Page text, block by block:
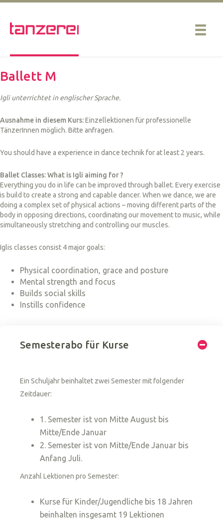
Ballett M
Igli unterrichtet in englischer Sprache.
Ausnahme in diesem Kurs:Einzellektionen für professionelle
TänzerInnen möglich. Bitte anfragen.
You should have a experience in dance technik for at least 2 years.
Ballet Classes: What is Igli aiming for ?
Everything you do in life can be improved through ballet. Every exercise
is build to create a strong and capable dancer. When we dance, we are
doing a complex set of physical actions – moving different parts of the
body in opposing directions, coordinating our movement to music, while
simultaneously stretching and controlling our muscles.
Iglis classes consist 4 major goals:
Physical coordination, grace and posture
Mental strength and focus
Builds social skills
Instills confidence
Semesterabo für Kurse
Ein Schuljahr beinhaltet zwei Semester mit folgender
Zeitdauer:
1. Semester ist von Mitte August bis
Mitte/Ende Januar
2. Semester ist von Mitte/Ende Januar bis
Anfang Juli.
Anzahl Lektionen pro Semester:
Kurse für Kinder/Jugendliche bis 18 Jahren
beinhalten insgesamt 19 Lektionen